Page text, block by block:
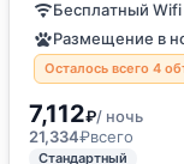
Бесплатный Wifi
Размещение в
Осталось всего 4
7,112₽/ ночь
21,334₽всего
Стандартный